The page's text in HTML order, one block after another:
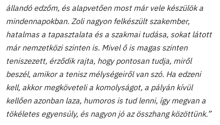
állandó edzőm, és alapvetően most már vele készülök a
mindennapokban. Zoli nagyon felkészült szakember,
hatalmas a tapasztalata és a szakmai tudása, sokat látott
már nemzetközi szinten is. Mivel ő is magas szinten
teniszezett, érződik rajta, hogy pontosan tudja, miről
beszél, amikor a tenisz mélységeiről van szó. Ha edzeni
kell, akkor megköveteli a komolyságot, a pályán kívül
kellően azonban laza, humoros is tud lenni, így megvan a
tökéletes egyensúly, és nagyon jó az összhang közöttünk.”